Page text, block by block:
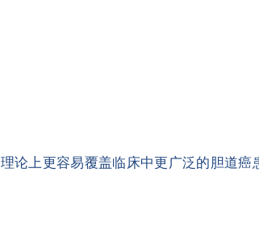
论上更容易覆盖临床中更广泛的胆道癌